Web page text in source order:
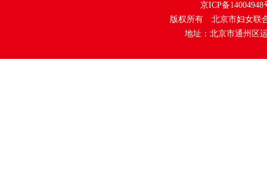
京ICP备14004948
版权所有 北京市妇女联
地址：北京市通州区